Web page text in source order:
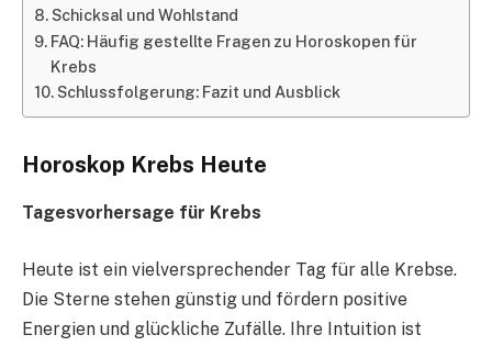
Schicksal und Wohlstand
FAQ: Häufig gestellte Fragen zu Horoskopen für
Krebs
Schlussfolgerung: Fazit und Ausblick
Horoskop Krebs Heute
Tagesvorhersage für Krebs
Heute ist ein vielversprechender Tag für alle Krebse.
Die Sterne stehen günstig und fördern positive
Energien und glückliche Zufälle. Ihre Intuition ist